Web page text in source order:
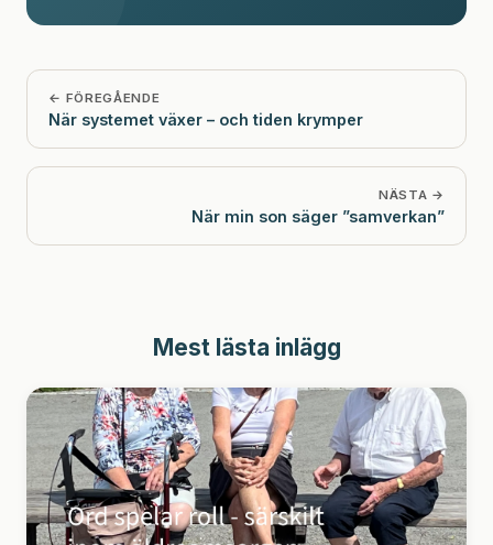
← FÖREGÅENDE
När systemet växer – och tiden krymper
NÄSTA →
När min son säger ”samverkan”
Mest lästa inlägg